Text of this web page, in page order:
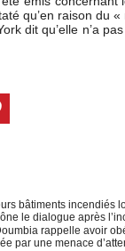
qu’en raison du
dit qu’elle n’a
bâtiments incendiés
le dialogue après
rappelle avoir
par une menace